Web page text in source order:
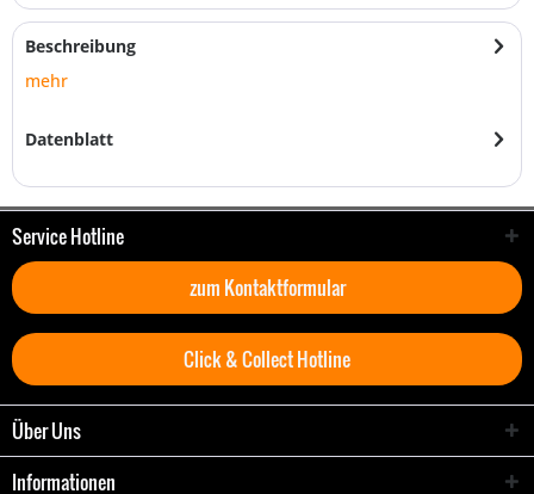
Beschreibung
mehr
Datenblatt
Service Hotline
zum Kontaktformular
Click & Collect Hotline
Über Uns
Informationen